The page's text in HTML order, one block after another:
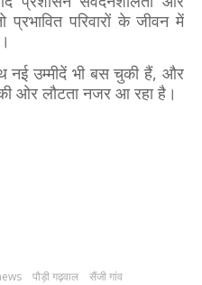
प्रभावित परिवारों के जीवन में
उम्मीदें भी बस चुकी हैं, और
ओर लौटता नजर आ रहा है।
पौड़ी गढ़वाल सैंजी गांव